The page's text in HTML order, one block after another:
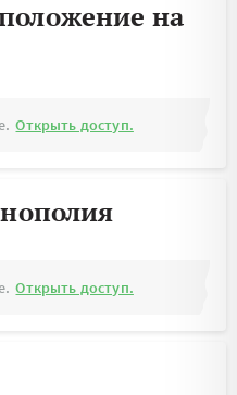
на
Открыть доступ.
Открыть доступ.